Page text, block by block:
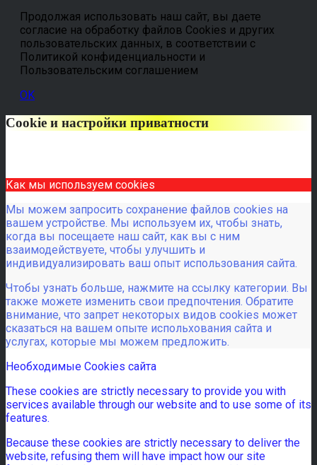
Продолжая использовать наш сайт, вы даете
согласие на обработку файлов Cookies и других
пользовательских данных, в соответствии с
Политикой конфиденциальности и
Пользовательским соглашением
OK
Cookie и настройки приватности
Как мы используем cookies
Мы можем запросить сохранение файлов cookies на
вашем устройстве. Мы используем их, чтобы знать,
когда вы посещаете наш сайт, как вы с ним
взаимодействуете, чтобы улучшить и
индивидуализировать ваш опыт использования сайта.
Чтобы узнать больше, нажмите на ссылку категории. Вы
также можете изменить свои предпочтения. Обратите
внимание, что запрет некоторых видов cookies может
сказаться на вашем опыте испольхования сайта и
услугах, которые мы можем предложить.
Необходимые Cookies сайта
These cookies are strictly necessary to provide you with
services available through our website and to use some of its
features.
Because these cookies are strictly necessary to deliver the
website, refusing them will have impact how our site